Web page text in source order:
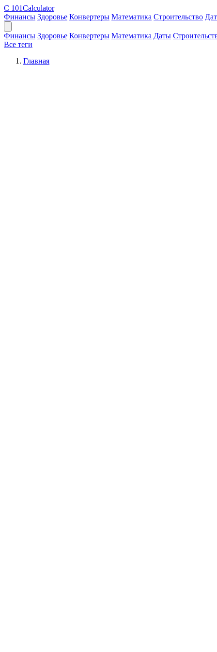
C 101Calculator
Финансы Здоровье Конвертеры Математика Строительство
Финансы Здоровье Конвертеры Математика Даты
Все теги
Главная